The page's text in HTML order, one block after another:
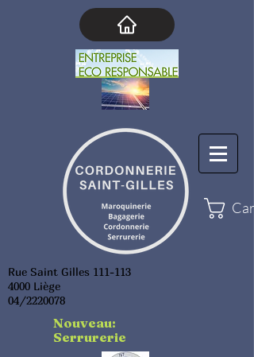
Cart
Rue Saint Gilles 111-113
4000 Liège
04/2220078
Nouveau:
Serrurerie